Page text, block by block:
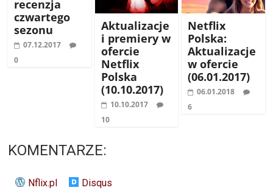
recenzja
czwartego
sezonu
07.12.2017
0
Aktualizacje
i premiery w
ofercie
Netflix
Polska
(10.10.2017)
10.10.2017
10
Netflix
Polska:
Aktualizacje
w ofercie
(06.01.2017)
06.01.2018
6
KOMENTARZE:
Nflix.pl Disqus